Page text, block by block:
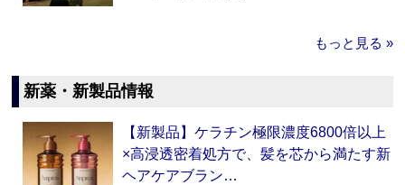
もっと見る »
新薬・新製品情報
【新製品】ケラチン極限濃度6800倍以上
×高浸透密着処方で、髪を芯から満たす新
ヘアケアブラン…